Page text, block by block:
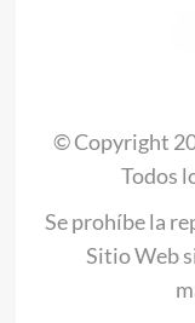
© Copyright
Todos
Se prohíbe la
Sitio Web